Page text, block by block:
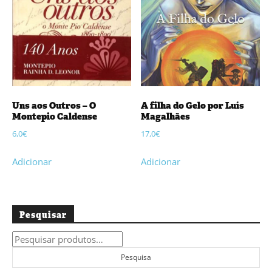
Uns aos Outros – O
Montepio Caldense
6,0€
Adicionar
A filha do Gelo por Luís
Magalhães
17,0€
Adicionar
Pesquisar
Pesquisar
por:
Pesquisa